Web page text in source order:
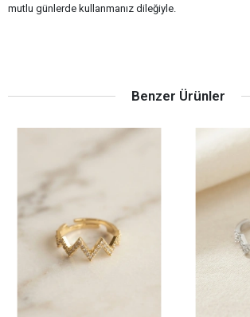
mutlu günlerde kullanmanız dileğiyle.
Benzer Ürünler